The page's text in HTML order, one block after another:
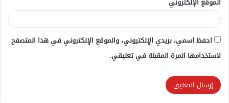
احفظ اسمي، بريدي الإلكتروني، والموقع الإلكتروني في هذا المتصفح
لاستخدامها المرة المقبلة في تعليقي.